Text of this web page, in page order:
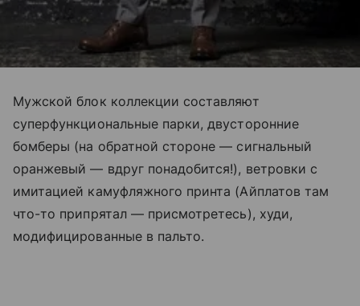
Мужской блок коллекции составляют
суперфункциональные парки, двусторонние
бомберы (на обратной стороне — сигнальный
оранжевый — вдруг понадобится!), ветровки с
имитацией камуфляжного принта (Айплатов там
что-то припрятал — присмотретесь), худи,
модифицированные в пальто.